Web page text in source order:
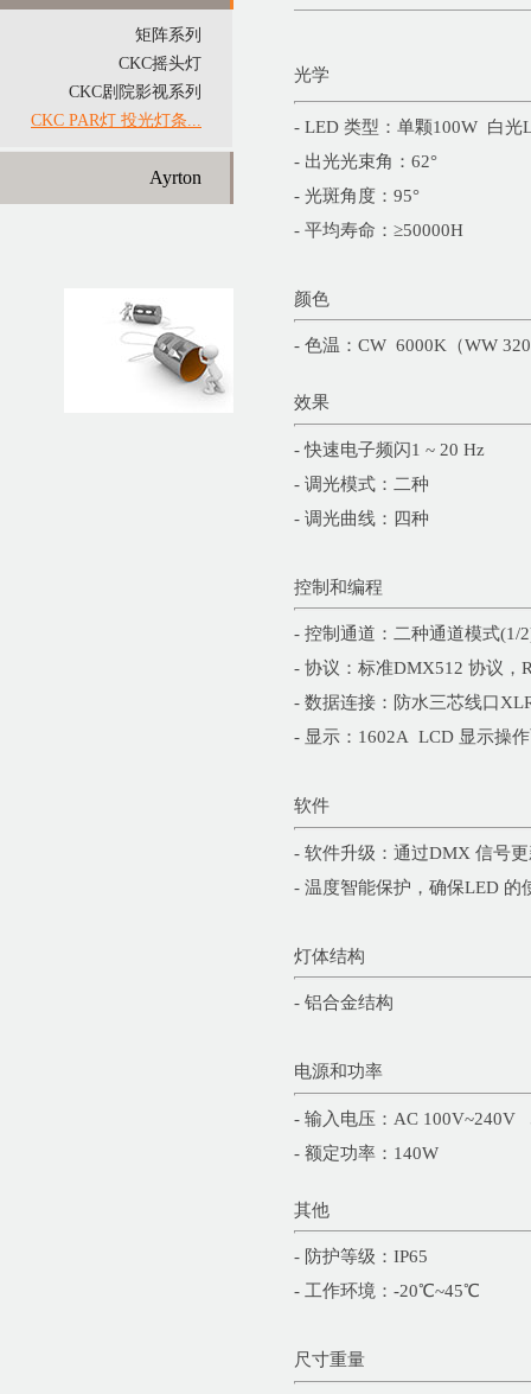
矩阵系列
CKC摇头灯
CKC剧院影视系列
CKC PAR灯 投光灯条...
Ayrton
光学
- LED 类型：单颗100W 白光
- 出光光束角：62°
- 光斑角度：95°
- 平均寿命：≥50000H
颜色
- 色温：CW 6000K（WW
效果
- 快速电子频闪1 ~ 20 Hz
- 调光模式：二种
- 调光曲线：四种
控制和编程
- 控制通道：二种通道模式(1/
- 协议：标准DMX512 协议，
- 数据连接：防水三芯线口
- 显示：1602A LCD 显示操
软件
- 软件升级：通过DMX 信号
- 温度智能保护，确保LED 的
灯体结构
- 铝合金结构
电源和功率
- 输入电压：AC 100V~240V
- 额定功率：140W
其他
- 防护等级：IP65
- 工作环境：-20℃~45℃
尺寸重量